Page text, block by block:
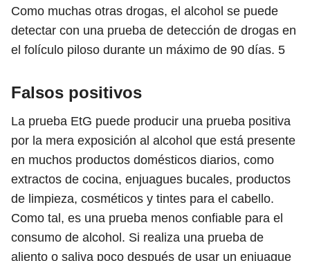
Como muchas otras drogas, el alcohol se puede
detectar con una prueba de detección de drogas en
el folículo piloso durante un máximo de 90 días. 5
Falsos positivos
La prueba EtG puede producir una prueba positiva
por la mera exposición al alcohol que está presente
en muchos productos domésticos diarios, como
extractos de cocina, enjuagues bucales, productos
de limpieza, cosméticos y tintes para el cabello.
Como tal, es una prueba menos confiable para el
consumo de alcohol. Si realiza una prueba de
aliento o saliva poco después de usar un enjuague